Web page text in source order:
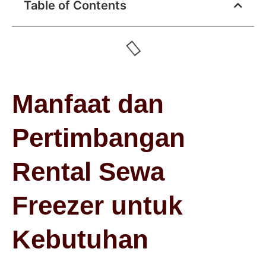
Table of Contents
Manfaat dan
Pertimbangan
Rental Sewa
Freezer untuk
Kebutuhan